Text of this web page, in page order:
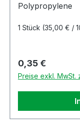
Polypropylene
1 Stück (35,00 € /
Regulärer Preis:
0,35 €
Preise exkl. MwSt.